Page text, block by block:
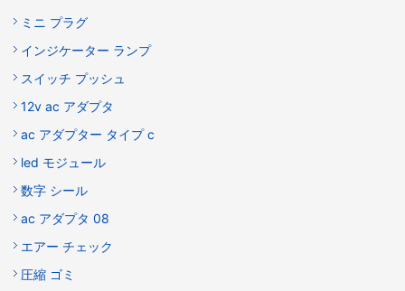
ミニ プラグ
インジケーター ランプ
スイッチ プッシュ
12v ac アダプタ
ac アダプター タイプ c
led モジュール
数字 シール
ac アダプタ 08
エアー チェック
圧縮 ゴミ